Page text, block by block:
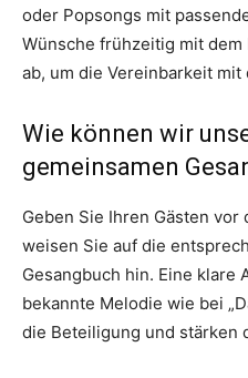
oder Popsongs mit
Wünsche frühzeitig mit
ab, um die Vereinbarkeit
Wie können wir
gemeinsamen
Geben Sie Ihren Gästen
weisen Sie auf die
Gesangbuch hin. Eine klare
bekannte Melodie wie bei
die Beteiligung und stärken